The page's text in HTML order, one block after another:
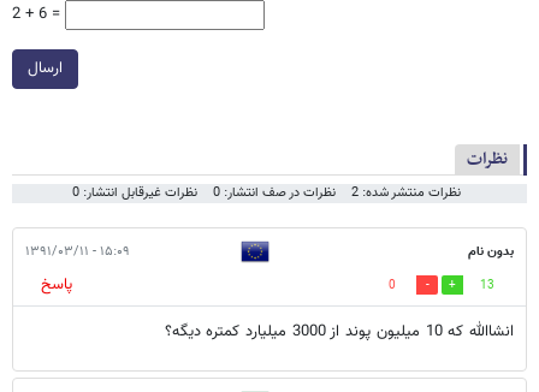
2 + 6 =
ارسال
نظرات
نظرات منتشر شده: 2 نظرات در صف انتشار: 0 نظرات غیرقابل انتشار: 0
بدون نام ۱۵:۰۹ - ۱۳۹۱/۰۳/۱۱
13
0
پاسخ
انشاالله که 10 میلیون پوند از 3000 میلیارد کمتره دیگه؟